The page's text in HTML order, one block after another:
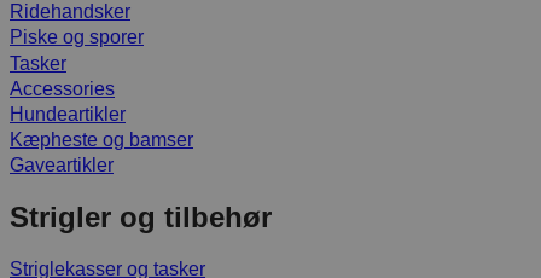
Ridehandsker
Piske og sporer
Tasker
Accessories
Hundeartikler
Kæpheste og bamser
Gaveartikler
Strigler og tilbehør
Striglekasser og tasker